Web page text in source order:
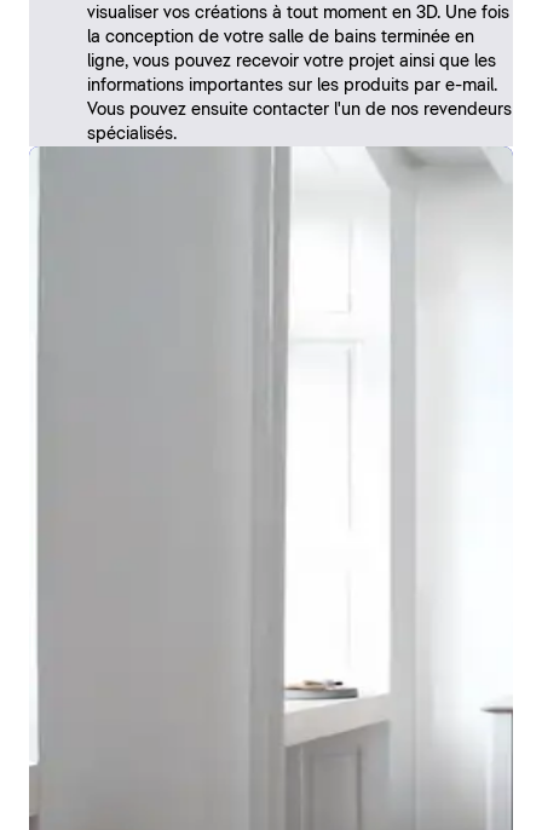
visualiser vos créations à tout moment en 3D. Une fois
la conception de votre salle de bains terminée en
ligne, vous pouvez recevoir votre projet ainsi que les
informations importantes sur les produits par e-mail.
Vous pouvez ensuite contacter l'un de nos revendeurs
spécialisés.